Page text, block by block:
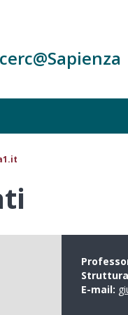
E-mail: